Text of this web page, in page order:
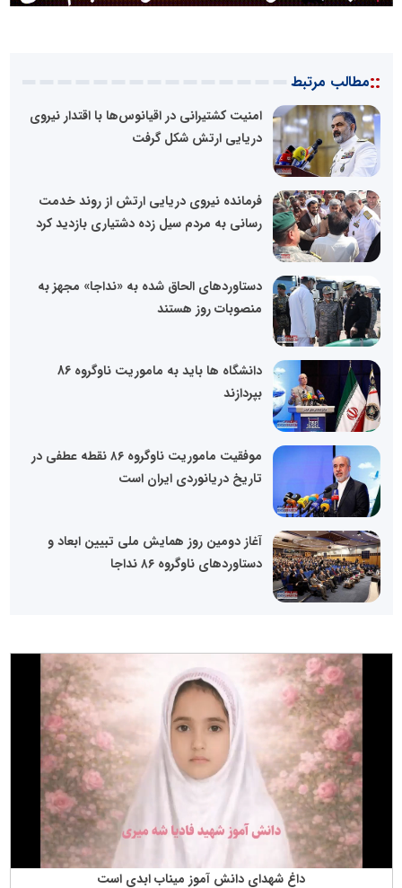
::مطالب مرتبط
امنیت کشتیرانی در اقیانوس‌ها با اقتدار نیروی
دریایی ارتش شکل گرفت
فرمانده نیروی دریایی ارتش از روند خدمت
رسانی به مردم سیل زده دشتیاری بازدید کرد
دستاورد‌های الحاق شده به «نداجا» مجهز به
منصوبات روز هستند
دانشگاه ها باید به ماموریت ناوگروه 86
بپردازند
موفقیت ماموریت ناوگروه ۸۶ نقطه عطفی در
تاریخ دریانوردی ایران است
آغاز دومین روز همایش ملی تبیین ابعاد و
دستاورد‌های ناوگروه ۸۶ نداجا
داغ شهدای دانش آموز میناب ابدی است